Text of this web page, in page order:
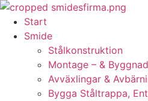
Skip
content
Start
Smide
Stålkonstruktion
Montage – &
Avväxlingar &
Bygga Ståltrappa,